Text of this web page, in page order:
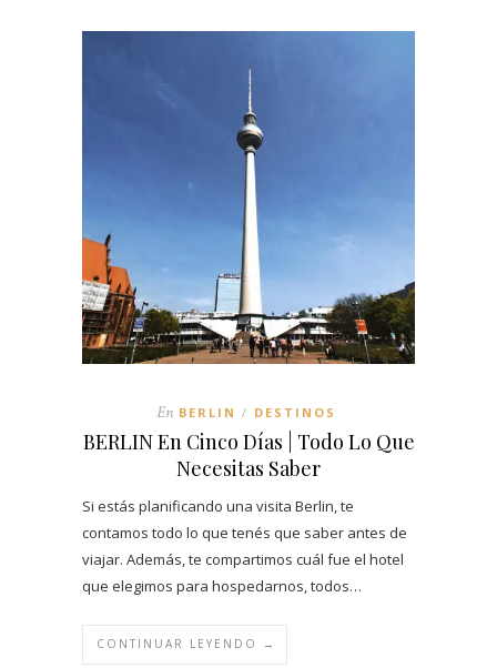
En BERLIN / DESTINOS
BERLIN En Cinco Días | Todo Lo Que
Necesitas Saber
Si estás planificando una visita Berlin, te
contamos todo lo que tenés que saber antes de
viajar. Además, te compartimos cuál fue el hotel
que elegimos para hospedarnos, todos…
CONTINUAR LEYENDO →